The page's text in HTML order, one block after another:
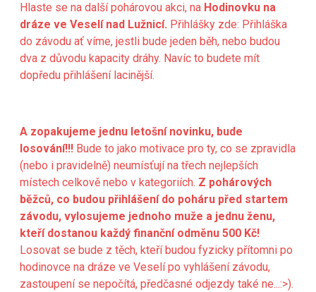
Hlaste se na další pohárovou akci, na Hodinovku na
dráze ve Veselí nad Lužnicí. Přihlášky zde: Přihláška
do závodu ať víme, jestli bude jeden běh, nebo budou
dva z důvodu kapacity dráhy. Navíc to budete mít
dopředu přihlášení lacinější.
A zopakujeme jednu letošní novinku, bude
losování!!! Bude to jako motivace pro ty, co se zpravidla
(nebo i pravidelně) neumísťují na třech nejlepších
místech celkově nebo v kategoriích. Z pohárových
běžců, co budou přihlášení do poháru před startem
závodu, vylosujeme jednoho muže a jednu ženu,
kteří dostanou každý finanční odměnu 500 Kč!
Losovat se bude z těch, kteří budou fyzicky přítomni po
hodinovce na dráze ve Veselí po vyhlášení závodu,
zastoupení se nepočítá, předčasné odjezdy také ne...:>).